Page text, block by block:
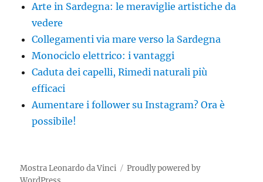
Arte in Sardegna: le meraviglie artistiche da
vedere
Collegamenti via mare verso la Sardegna
Monociclo elettrico: i vantaggi
Caduta dei capelli, Rimedi naturali più
efficaci
Aumentare i follower su Instagram? Ora è
possibile!
Mostra Leonardo da Vinci
Proudly powered by